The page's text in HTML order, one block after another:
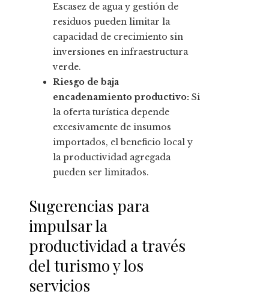
Escasez de agua y gestión de
residuos pueden limitar la
capacidad de crecimiento sin
inversiones en infraestructura
verde.
Riesgo de baja
encadenamiento productivo: Si
la oferta turística depende
excesivamente de insumos
importados, el beneficio local y
la productividad agregada
pueden ser limitados.
Sugerencias para
impulsar la
productividad a través
del turismo y los
servicios